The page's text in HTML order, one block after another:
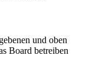
und oben
Board betreiben